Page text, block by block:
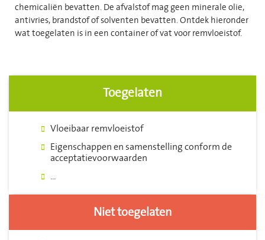
chemicaliën bevatten. De afvalstof mag geen minerale olie,
antivries, brandstof of solventen bevatten. Ontdek hieronder
wat toegelaten is in een container of vat voor remvloeistof.
Toegelaten
Vloeibaar remvloeistof
Eigenschappen en samenstelling conform de
acceptatievoorwaarden
...
Niet toegelaten